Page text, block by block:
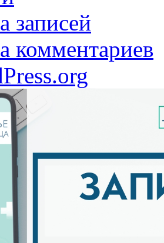
записей
комментариев